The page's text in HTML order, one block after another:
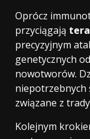
Oprócz
przyciągają
precyzyjnym
genetycznych
nowotworów.
niepotrzebnych
związane z
Kolejnym